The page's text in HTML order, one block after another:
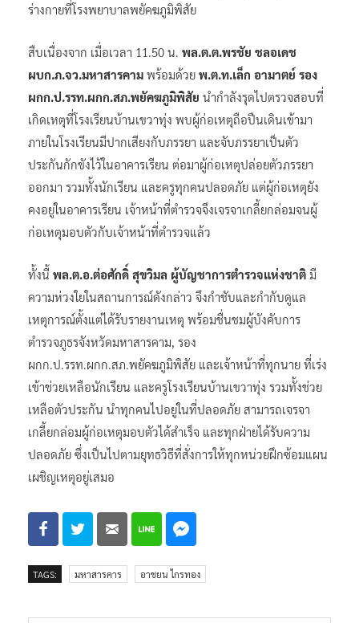
ร่างกายที่โรงพยาบาลพยัคฆภูมิพิสัย
สืบเนื่องจาก เมื่อเวลา 11.50 น. พล.ต.ต.พรชัย ชลอเดช
ผบก.ภ.จว.มหาสารคาม พร้อมด้วย พ.ต.ท.เล็ก อามาตย์ รอง
ผกก.ป.รรท.ผกก.สภ.พยัคฆภูมิพิสัย นำกำลังรุดไปตรวจสอบที่
เกิดเหตุที่โรงเรียนบ้านเขวาทุ่ง พบผู้ก่อเหตุถือปืนเดินเข้ามา
ภายในโรงเรียนมีปากเสียงกับภรรยา และจับภรรยาเป็นตัว
ประกันกักขังไว้ในอาคารเรียน ต่อมาผู้ก่อเหตุปล่อยตัวภรรยา
ออกมา รวมทั้งนักเรียน และครูทุกคนปลอดภัย แต่ผู้ก่อเหตุยัง
คงอยู่ในอาคารเรียน เจ้าหน้าที่ตำรวจจึงเจรจาเกลี้ยกล่อมจนผู้
ก่อเหตุมอบตัวกับเจ้าหน้าที่ตำรวจแล้ว
ทั้งนี้ พล.ต.อ.ต่อศักดิ์ สุขวิมล ผู้บัญชาการตำรวจแห่งชาติ มี
ความห่วงใยในสถานการณ์ดังกล่าว จึงกำชับและกำกับดูแล
เหตุการณ์ตั้งแต่ได้รับรายงานเหตุ พร้อมชื่นชมผู้บังคับการ
ตำรวจภูธรจังหวัดมหาสารคาม, รอง
ผกก.ป.รรท.ผกก.สภ.พยัคฆภูมิพิสัย และเจ้าหน้าที่ทุกนาย ที่เร่ง
เข้าช่วยเหลือนักเรียน และครูโรงเรียนบ้านเขวาทุ่ง รวมทั้งช่วย
เหลือตัวประกัน นำทุกคนไปอยู่ในที่ปลอดภัย สามารถเจรจา
เกลี้ยกล่อมผู้ก่อเหตุมอบตัวได้สำเร็จ และทุกฝ่ายได้รับความ
ปลอดภัย ซึ่งเป็นไปตามยุทธวิธีที่สั่งการให้ทุกหน่วยฝึกซ้อมแผน
เผชิญเหตุอยู่เสมอ
TAGS: มหาสารคาร อาชยน ไกรทอง